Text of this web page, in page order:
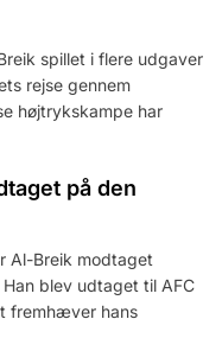
spillet i flere udgaver
rejse gennem
højtrykskampe har
på den
Al-Breik modtaget
blev udtaget til AFC
fremhæver hans